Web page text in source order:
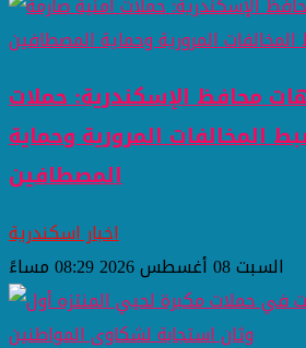
محافظ الإسكندرية: حملات
المخالفات المرورية وحماية
المصطافين
اخبار اسكندرية
السبت 08 أغسطس 2026 08:29 مساءً